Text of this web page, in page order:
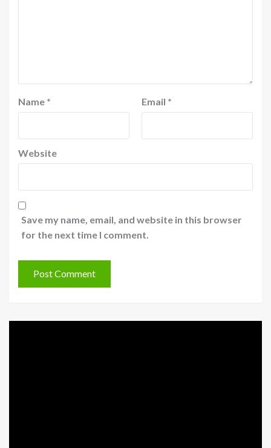
Name * Email *
Website
Save my name, email, and website in this browser
for the next time I comment.